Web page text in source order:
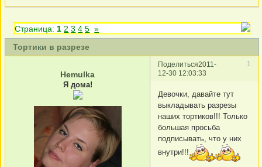
Тортики в разрезе
Страница: 1 2 3 4 5 »
Поделиться 1
2011-
12-30 12:03:33
Hemulka
Я дома!
Девочки, давайте тут
выкладывать разрезы
наших тортиков!!! Только
большая просьба
подписывать, что у них
внутри!!!